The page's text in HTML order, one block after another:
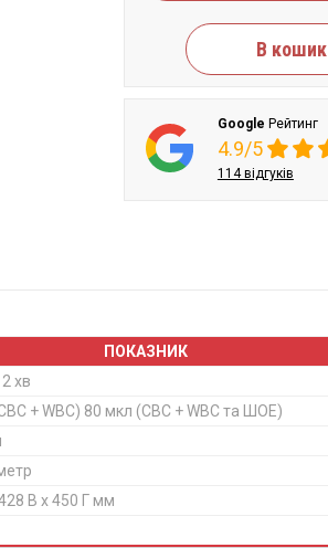
В кошик
Google Рейтинг
4.9/5
114 відгуків
ПОКАЗНИК
хв
+ WBC) 80 мкл (CBC + WBC та ШОЕ)
В х 450 Г мм